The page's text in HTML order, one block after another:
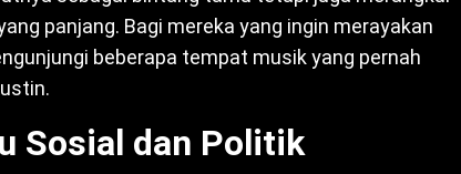
panjang. Bagi mereka yang ingin merayakan
beberapa tempat musik yang pernah
Sosial dan Politik